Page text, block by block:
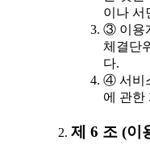
이나 서
③ 이용
체결단
다.
④ 서비
에 관한
제 6 조 (이